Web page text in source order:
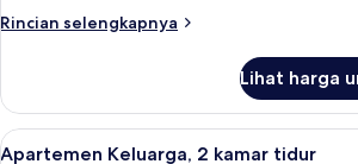
Rincian selengkapnya
Rincian
Studio
Comfort,
pemandangan
Lihat harga
Lihat
Apartemen
20
Apartemen Keluarga, 2 kamar tidur